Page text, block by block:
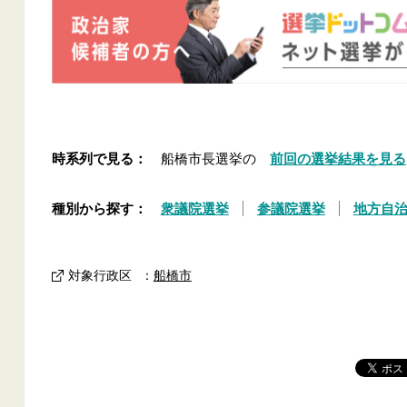
時系列で見る： 船橋市長選挙の 前回の選挙結果を見る
種別から探す： 衆議院選挙 参議院選挙 地方自
対象行政区 ： 船橋市